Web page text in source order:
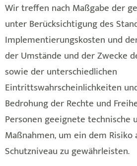
Wir treffen nach Maßgabe der
unter Berücksichtigung des
Implementierungskosten und
der Umstände und der Zwecke
sowie der unterschiedlichen
Eintrittswahrscheinlichkeiten
Bedrohung der Rechte und
Personen geeignete technische
Maßnahmen, um ein dem Risiko
Schutzniveau zu gewährleisten.